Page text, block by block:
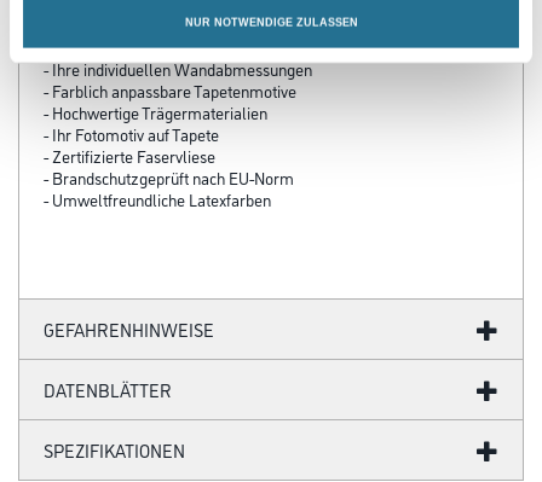
NUR NOTWENDIGE ZULASSEN
- Über 100 Motive für jeden Geschmack
- Ihre individuellen Wandabmessungen
- Farblich anpassbare Tapetenmotive
- Hochwertige Trägermaterialien
- Ihr Fotomotiv auf Tapete
- Zertifizierte Faservliese
- Brandschutzgeprüft nach EU-Norm
- Umweltfreundliche Latexfarben
GEFAHRENHINWEISE
DATENBLÄTTER
SPEZIFIKATIONEN